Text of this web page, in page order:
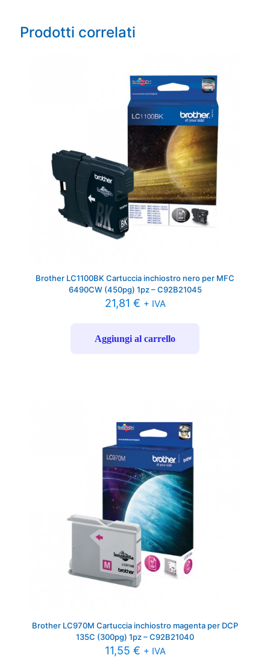
Prodotti correlati
Brother LC1100BK Cartuccia inchiostro nero per MFC
6490CW (450pg) 1pz – C92B21045
21,81 € + IVA
Aggiungi al carrello
Brother LC970M Cartuccia inchiostro magenta per DCP
135C (300pg) 1pz – C92B21040
11,55 € + IVA